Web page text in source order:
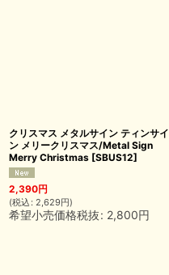
クリスマス メタルサイン ティンサイ
ン メリークリスマス/Metal Sign
Merry Christmas [SBUS12]
2,390円
(税込 : 2,629円)
希望小売価格税抜: 2,800円